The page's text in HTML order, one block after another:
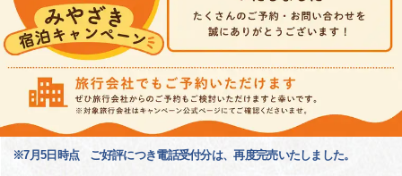
※7月5日時点 ご好評につき電話受付分は、再度完売いたしました。